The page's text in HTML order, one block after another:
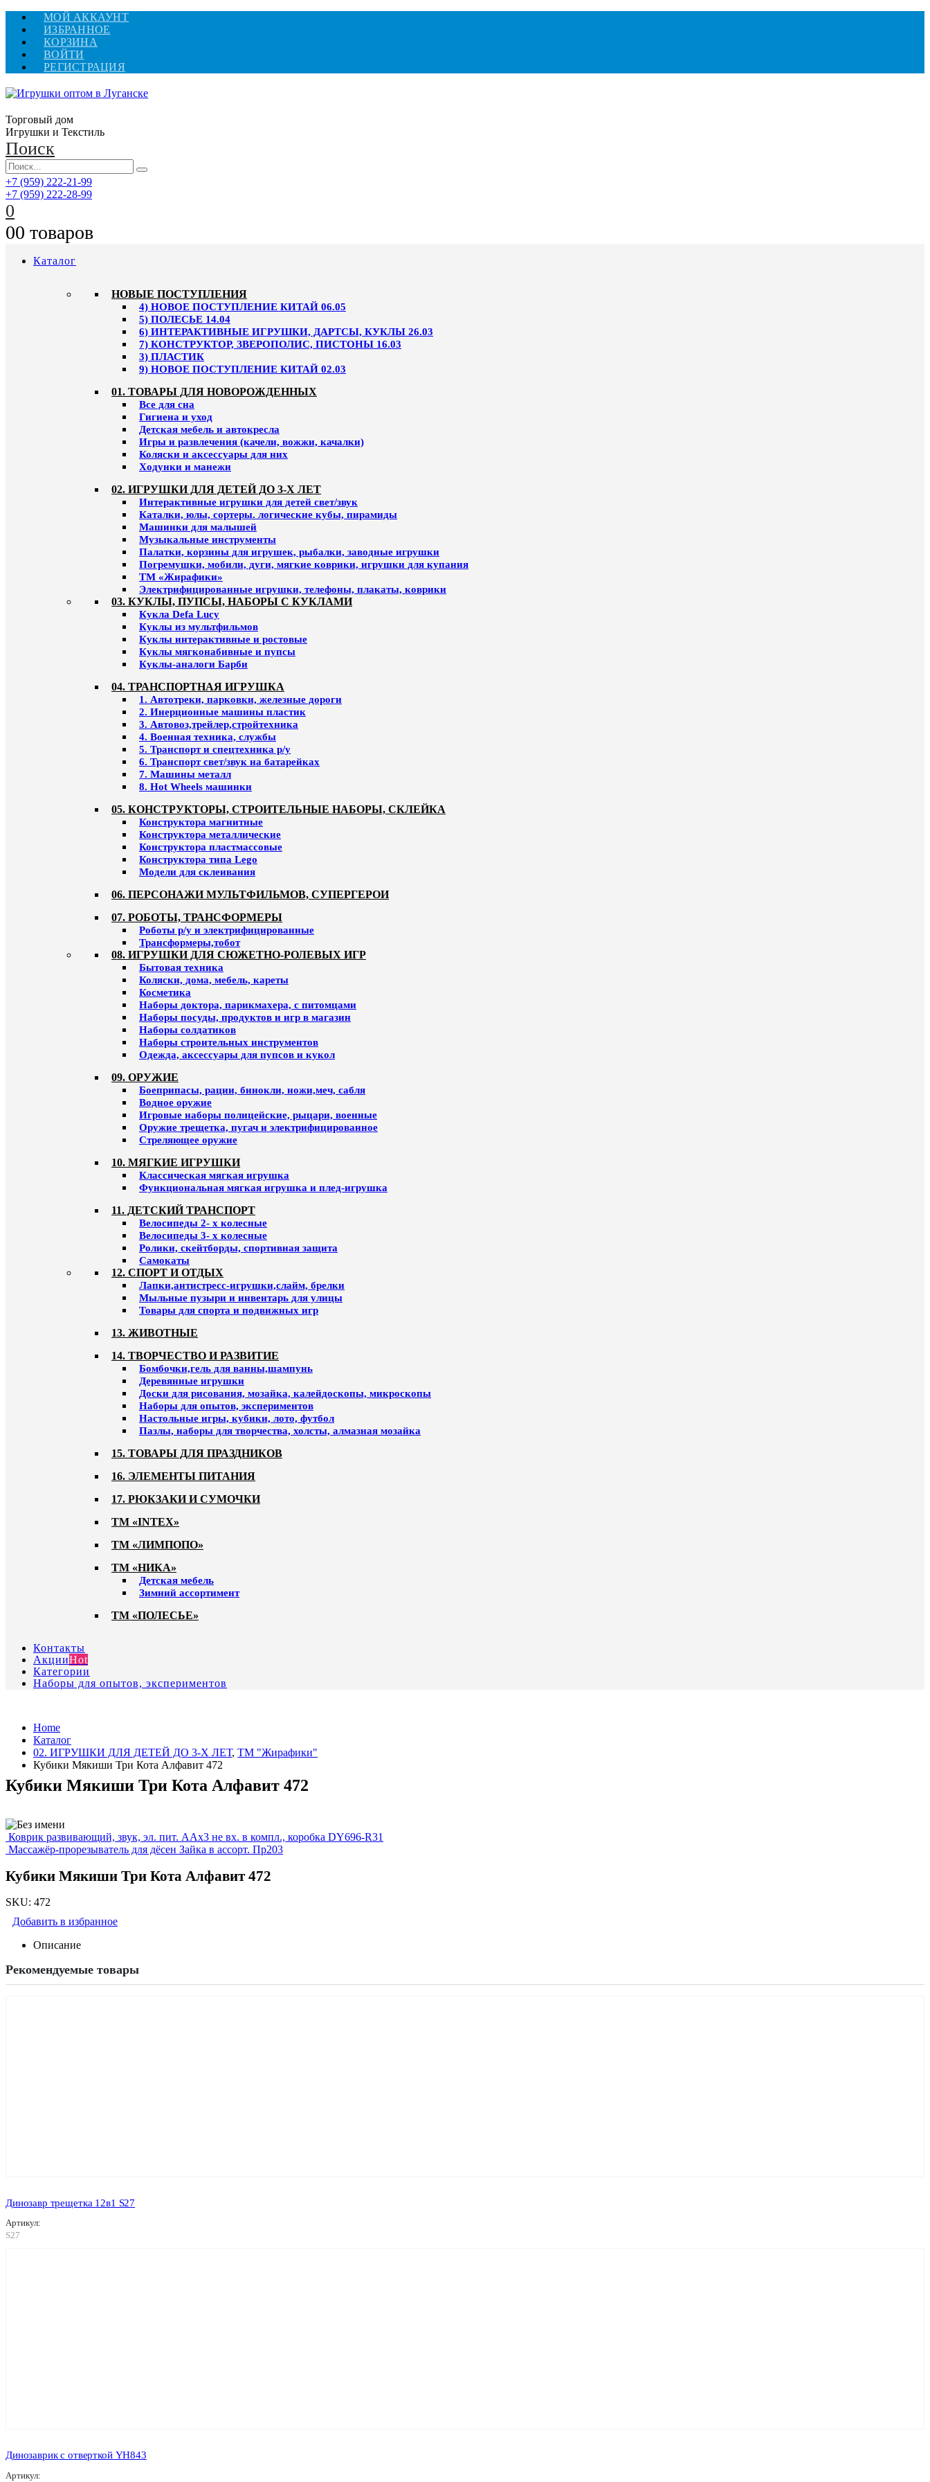
МОЙ АККАУНТ
ИЗБРАННОЕ
КОРЗИНА
ВОЙТИ
РЕГИСТРАЦИЯ
Торговый дом
Игрушки и Текстиль
Поиск
+7 (959) 222-21-99
+7 (959) 222-28-99
0
00 товаров
Каталог
НОВЫЕ ПОСТУПЛЕНИЯ
4) НОВОЕ ПОСТУПЛЕНИЕ КИТАЙ 06.05
5) ПОЛЕСЬЕ 14.04
6) ИНТЕРАКТИВНЫЕ ИГРУШКИ, ДАРТСЫ, КУКЛЫ 26.03
7) КОНСТРУКТОР, ЗВЕРОПОЛИС, ПИСТОНЫ 16.03
3) ПЛАСТИК
9) НОВОЕ ПОСТУПЛЕНИЕ КИТАЙ 02.03
01. ТОВАРЫ ДЛЯ НОВОРОЖДЕННЫХ
Все для сна
Гигиена и уход
Детская мебель и автокресла
Игры и развлечения (качели, вожжи, качалки)
Коляски и аксессуары для них
Ходунки и манежи
02. ИГРУШКИ ДЛЯ ДЕТЕЙ ДО 3-Х ЛЕТ
Интерактивные игрушки для детей свет/звук
Каталки, юлы, сортеры. логические кубы, пирамиды
Машинки для малышей
Музыкальные инструменты
Палатки, корзины для игрушек, рыбалки, заводные игрушки
Погремушки, мобили, дуги, мягкие коврики, игрушки для купания
ТМ «Жирафики»
Электрифицированные игрушки, телефоны, плакаты, коврики
03. КУКЛЫ, ПУПСЫ, НАБОРЫ С КУКЛАМИ
Кукла Defa Lucy
Куклы из мультфильмов
Куклы интерактивные и ростовые
Куклы мягконабивные и пупсы
Куклы-аналоги Барби
04. ТРАНСПОРТНАЯ ИГРУШКА
1. Автотреки, парковки, железные дороги
2. Инерционные машины пластик
3. Автовоз,трейлер,стройтехника
4. Военная техника, службы
5. Транспорт и спецтехника р/у
6. Транспорт свет/звук на батарейках
7. Машины металл
8. Hot Wheels машинки
05. КОНСТРУКТОРЫ, СТРОИТЕЛЬНЫЕ НАБОРЫ, СКЛЕЙКА
Конструктора магнитные
Конструктора металлические
Конструктора пластмассовые
Конструктора типа Lego
Модели для склеивания
06. ПЕРСОНАЖИ МУЛЬТФИЛЬМОВ, СУПЕРГЕРОИ
07. РОБОТЫ, ТРАНСФОРМЕРЫ
Роботы р/у и электрифицированные
Трансформеры,тобот
08. ИГРУШКИ ДЛЯ СЮЖЕТНО-РОЛЕВЫХ ИГР
Бытовая техника
Коляски, дома, мебель, кареты
Косметика
Наборы доктора, парикмахера, с питомцами
Наборы посуды, продуктов и игр в магазин
Наборы солдатиков
Наборы строительных инструментов
Одежда, аксессуары для пупсов и кукол
09. ОРУЖИЕ
Боеприпасы, рации, бинокли, ножи,меч, сабля
Водное оружие
Игровые наборы полицейские, рыцари, военные
Оружие трещетка, пугач и электрифицированное
Стреляющее оружие
10. МЯГКИЕ ИГРУШКИ
Классическая мягкая игрушка
Функциональная мягкая игрушка и плед-игрушка
11. ДЕТСКИЙ ТРАНСПОРТ
Велосипеды 2- х колесные
Велосипеды 3- х колесные
Ролики, скейтборды, спортивная защита
Самокаты
12. СПОРТ И ОТДЫХ
Лапки,антистресс-игрушки,слайм, брелки
Мыльные пузыри и инвентарь для улицы
Товары для спорта и подвижных игр
13. ЖИВОТНЫЕ
14. ТВОРЧЕСТВО И РАЗВИТИЕ
Бомбочки,гель для ванны,шампунь
Деревянные игрушки
Доски для рисования, мозайка, калейдоскопы, микроскопы
Наборы для опытов, экспериментов
Настольные игры, кубики, лото, футбол
Пазлы, наборы для творчества, холсты, алмазная мозайка
15. ТОВАРЫ ДЛЯ ПРАЗДНИКОВ
16. ЭЛЕМЕНТЫ ПИТАНИЯ
17. РЮКЗАКИ И СУМОЧКИ
ТМ «INTEX»
ТМ «ЛИМПОПО»
ТМ «НИКА»
Детская мебель
Зимний ассортимент
ТМ «ПОЛЕСЬЕ»
Контакты
АкцииHot
Категории
Наборы для опытов, экспериментов
Home
Каталог
02. ИГРУШКИ ДЛЯ ДЕТЕЙ ДО 3-Х ЛЕТ, ТМ "Жирафики"
Кубики Мякиши Три Кота Алфавит 472
Кубики Мякиши Три Кота Алфавит 472
Коврик развивающий, звук, эл. пит. ААх3 не вх. в компл., коробка DY696-R31
Массажёр-прорезыватель для дёсен Зайка в ассорт. Пр203
Кубики Мякиши Три Кота Алфавит 472
SKU: 472
Добавить в избранное
Описание
Рекомендуемые товары
Динозавр трещетка 12в1 S27
Артикул:
S27
Динозаврик с отверткой YH843
Артикул: